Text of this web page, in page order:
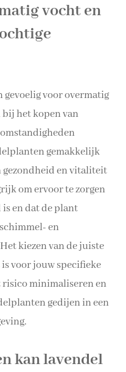
vocht en
gevoelig voor overmatig
bij het kopen van
gemakkelijk
en vitaliteit
om ervoor te zorgen
en dat de plant
en
kiezen van de juiste
voor jouw specifieke
minimaliseren en
gedijen in een
kan lavendel